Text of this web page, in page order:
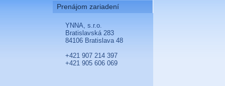
Prenájom zariadení
YNNA, s.r.o.
Bratislavská 283
84106 Bratislava 48
+421 907 214 397
+421 905 606 069